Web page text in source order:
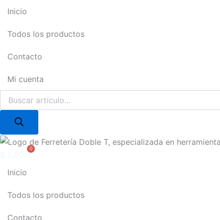
contenido
Inicio
Todos los productos
Contacto
Mi cuenta
search
Inicio
Todos los productos
Contacto